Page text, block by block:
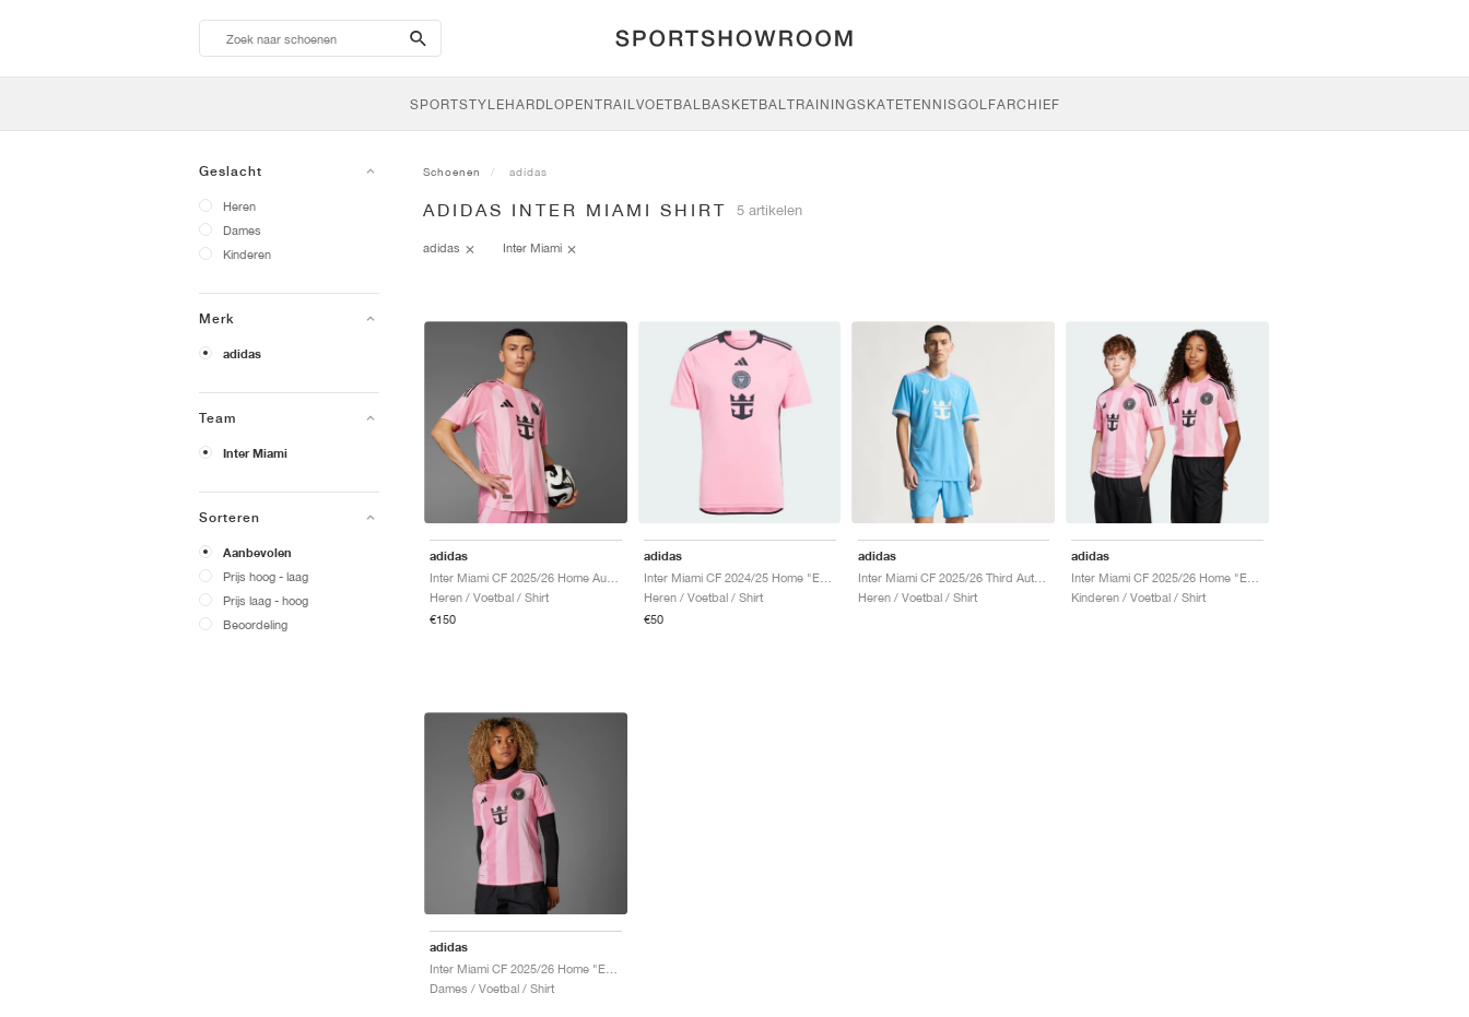
search-
btn
SPORTSTYLEHARDLOPENTRAILVOETBALBASKETBALTRAININGSKATETENNISGOLFARCHIEF
Geslacht
Heren
Dames
Kinderen
Merk
adidas
Team
Inter Miami
Sorteren
Aanbevolen
Prijs hoog - laag
Prijs laag - hoog
Beoordeling
Schoenen adidas
ADIDAS INTER MIAMI SHIRT 5 artikelen
adidas Inter Miami
adidas
Heren / Voetbal / Shirt
€150
adidas
Inter Miami CF 2024/25 Home "Easy Pink"
Heren / Voetbal / Shirt
€50
adidas
Inter Miami CF 2025/26 Third Authentic "Semi Blue Burst"
Heren / Voetbal / Shirt
adidas
Kinderen / Voetbal / Shirt
adidas
Dames / Voetbal / Shirt